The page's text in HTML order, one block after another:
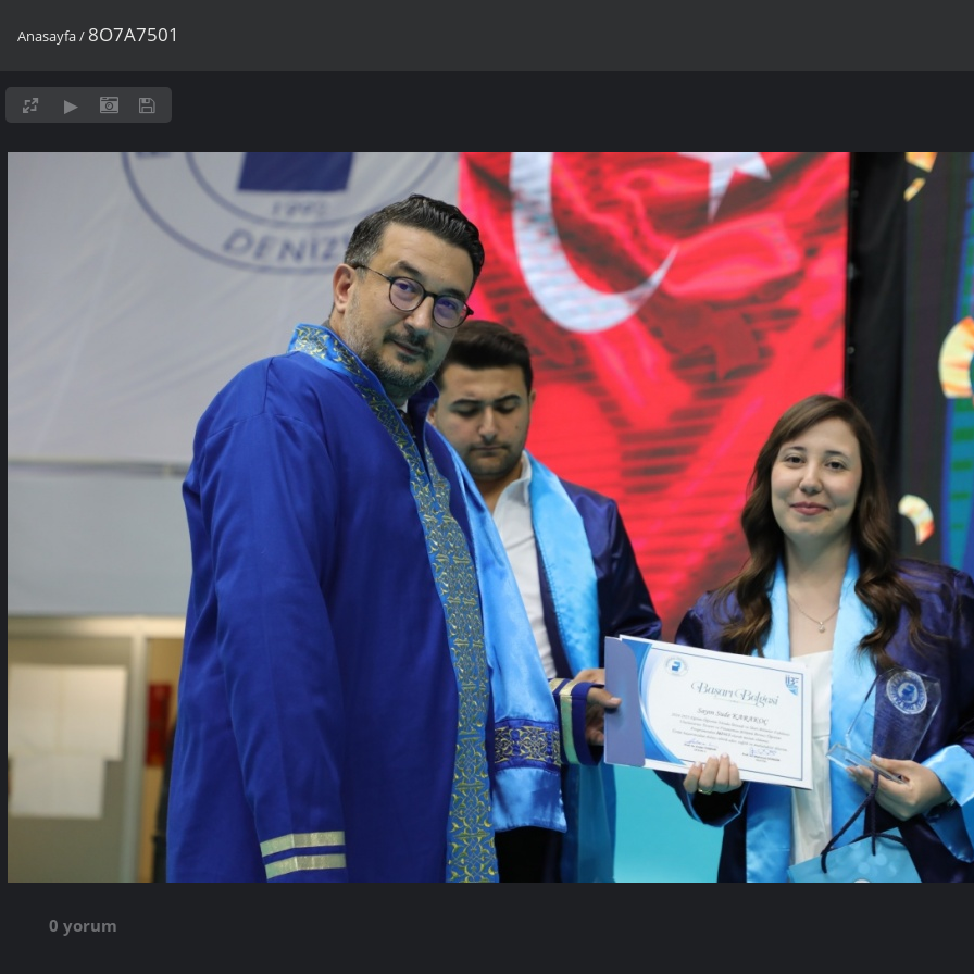
Anasayfa/ 8O7A7501
0 yorum